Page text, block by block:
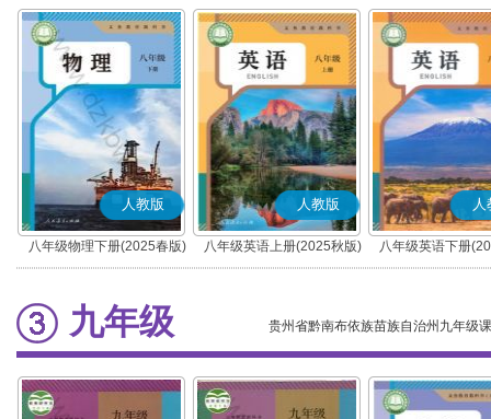
人教版
八年级物理下册(2025春版)
人教版
八年级英语上册(2025秋版)
人
八年级英语下册
九年级 贵州省黔南布依族苗族自治州九年级